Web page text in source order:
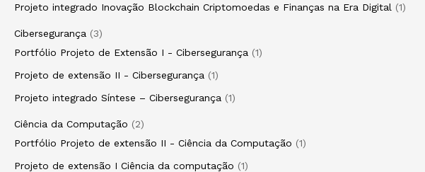
Projeto integrado Inovação Blockchain Criptomoedas e Finanças na Era Digital
1
Cibersegurança
3
Portfólio Projeto de Extensão I - Cibersegurança
1
Projeto de extensão II - Cibersegurança
1
Projeto integrado Síntese – Cibersegurança
1
Ciência da Computação
2
Portfólio Projeto de extensão II - Ciência da Computação
1
Projeto de extensão I Ciência da computação
1